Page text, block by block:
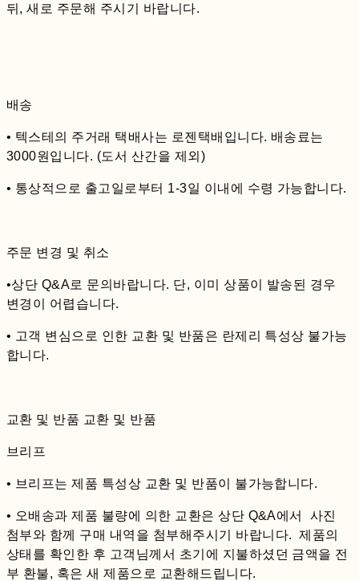
뒤, 새로 주문해 주시기 바랍니다.
배송
• 텍스테의 주거래 택배사는 로젠택배입니다. 배송료는
3000원입니다. (도서 산간을 제외)
• 통상적으로 출고일로부터 1-3일 이내에 수령 가능합니다.
주문 변경 및 취소
•상단 Q&A로 문의바랍니다. 단, 이미 상품이 발송된 경우
변경이 어렵습니다.
• 고객 변심으로 인한 교환 및 반품은 란제리 특성상 불가능
합니다.
교환 및 반품 교환 및 반품
브리프
• 브리프는 제품 특성상 교환 및 반품이 불가능합니다.
• 오배송과 제품 불량에 의한 교환은 상단 Q&A에서 사진
첨부와 함께 구매 내역을 첨부해주시기 바랍니다. 제품의
상태를 확인한 후 고객님께서 초기에 지불하셨던 금액을 전
부 환불, 혹은 새 제품으로 교환해드립니다.